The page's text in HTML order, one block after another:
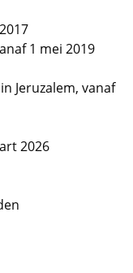
1 mei 2019
Jeruzalem, vanaf
2026